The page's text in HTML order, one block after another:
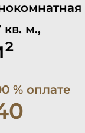
кв. м.,
% оплате